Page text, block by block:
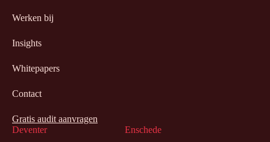
Deventer
Enschede
Werken bij
Insights
Whitepapers
Contact
Gratis audit aanvragen